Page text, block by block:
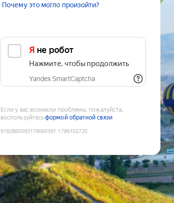
Почему это могло произойти?
Я не робот
Нажмите, чтобы продолжить
Yandex SmartCaptcha
Если у вас возникли проблемы, пожалуйста,
воспользуйтесьформой обратной связи
9182860093179060391 :1786102720